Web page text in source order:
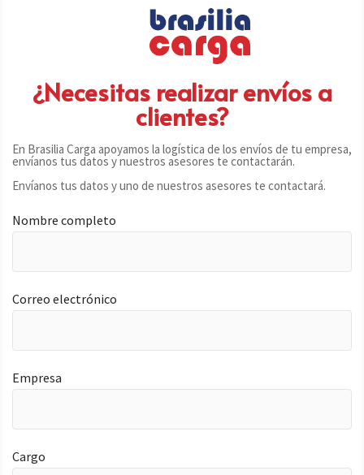
¿Necesitas realizar envíos a
clientes?
En Brasilia Carga apoyamos la logística de los envíos de tu empresa,
envíanos tus datos y nuestros asesores te contactarán.
Envíanos tus datos y uno de nuestros asesores te contactará.
Nombre completo
Correo electrónico
Empresa
Cargo